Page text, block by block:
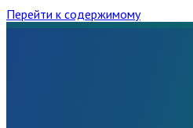
Перейти к содержимому